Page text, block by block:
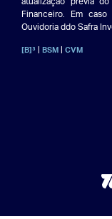
Financeiro. Em
Ouvidoria ddo Safra
[B]³ BSM CVM